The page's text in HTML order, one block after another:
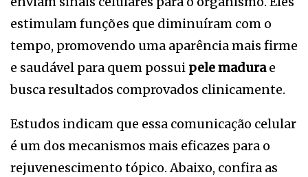
estimulam funções que diminuíram com o
tempo, promovendo uma aparência mais firme
e saudável para quem possui pele madurae
busca resultados comprovados clinicamente.
Estudos indicam que essa comunicação celular
é um dos mecanismos mais eficazes para o
rejuvenescimento tópico. Abaixo, confira as